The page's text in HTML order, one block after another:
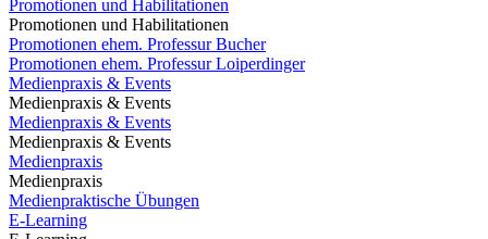
Promotionen und Habilitationen
Promotionen und Habilitationen
Promotionen ehem. Professur Bucher
Promotionen ehem. Professur Loiperdinger
Medienpraxis & Events
Medienpraxis & Events
Medienpraxis & Events
Medienpraxis & Events
Medienpraxis
Medienpraxis
Medienpraktische Übungen
E-Learning